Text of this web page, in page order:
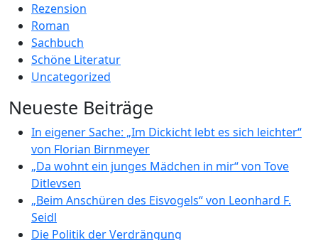
Rezension
Roman
Sachbuch
Schöne Literatur
Uncategorized
Neueste Beiträge
In eigener Sache: „Im Dickicht lebt es sich leichter“
von Florian Birnmeyer
„Da wohnt ein junges Mädchen in mir“ von Tove
Ditlevsen
„Beim Anschüren des Eisvogels“ von Leonhard F.
Seidl
Die Politik der Verdrängung